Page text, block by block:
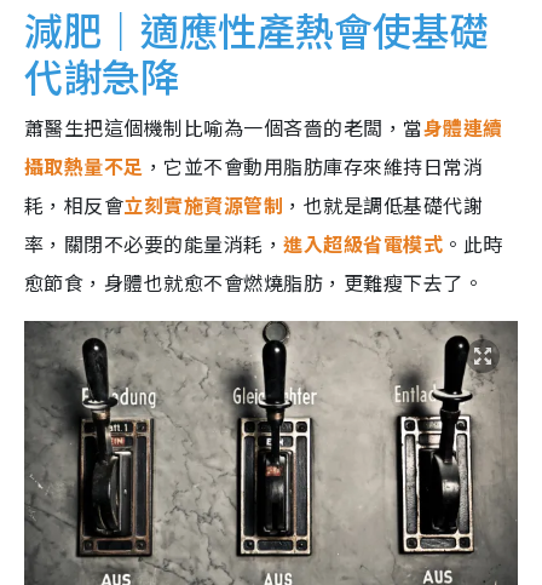
減肥｜適應性產熱會使基礎
代謝急降
蕭醫生把這個機制比喻為一個吝嗇的老闆，當身體連續
攝取熱量不足 ，它並不會動用脂肪庫存來維持日常消
耗，相反會立刻實施資源管制 ，也就是調低基礎代謝
率，關閉不必要的能量消耗，進入超級省電模式 。此時
愈節食，身體也就愈不會燃燒脂肪，更難瘦下去了。